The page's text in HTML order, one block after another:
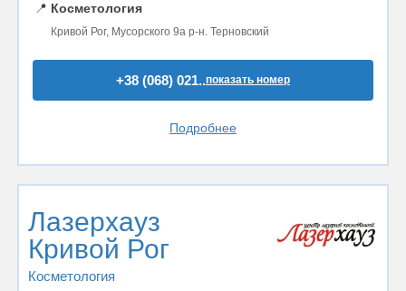
📍 Косметология
Кривой Рог, Мусорского 9а р-н. Терновский
+38 (068) 021..показать номер
Подробнее
Лазерхауз
Кривой Рог
Косметология